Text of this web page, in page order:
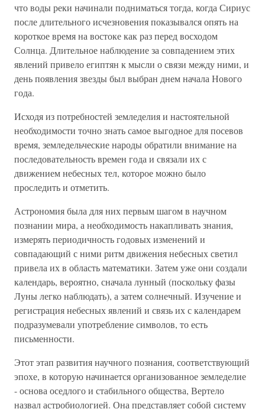
что воды реки начинали подниматься тогда, когда Сириус
после длительного исчезновения показывался опять на
короткое время на востоке как раз перед восходом
Солнца. Длительное наблюдение за совпадением этих
явлений привело египтян к мысли о связи между ними, и
день появления звезды был выбран днем начала Нового
года.
Исходя из потребностей земледелия и настоятельной
необходимости точно знать самое выгодное для посевов
время, земледельческие народы обратили внимание на
последовательность времен года и связали их с
движением небесных тел, которое можно было
проследить и отметить.
Астрономия была для них первым шагом в научном
познании мира, а необходимость накапливать знания,
измерять периодичность годовых изменений и
совпадающий с ними ритм движения небесных светил
привела их в область математики. Затем уже они создали
календарь, вероятно, сначала лунный (поскольку фазы
Луны легко наблюдать), а затем солнечный. Изучение и
регистрация небесных явлений и связь их с календарем
подразумевали употребление символов, то есть
письменности.
Этот этап развития научного познания, соответствующий
эпохе, в которую начинается организованное земледелие
- основа оседлого и стабильного общества, Вертело
назвал астробиологией. Она представляет собой систему